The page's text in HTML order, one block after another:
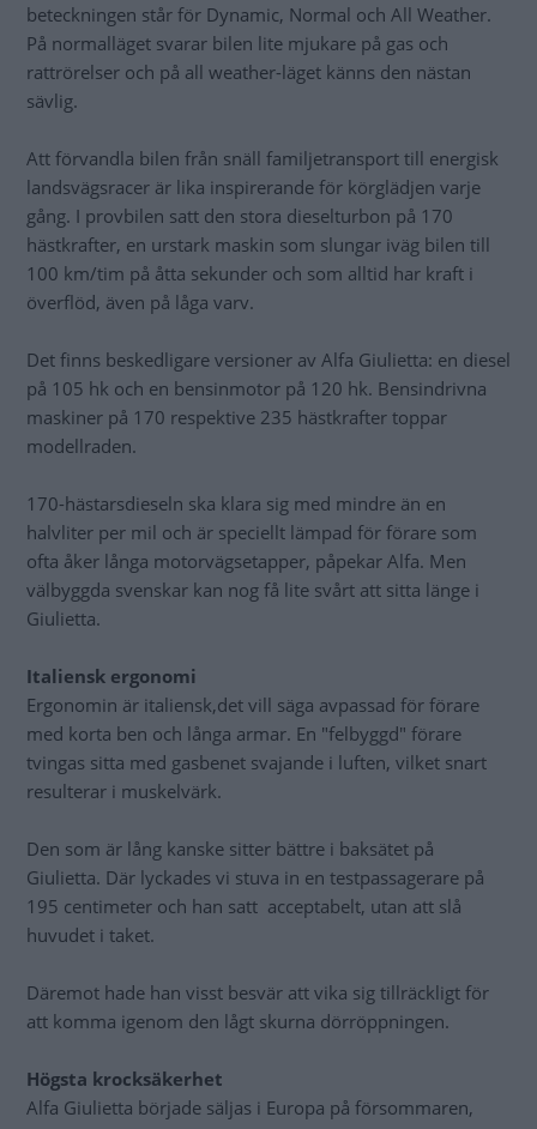
beteckningen står för Dynamic, Normal och All Weather.
På normalläget svarar bilen lite mjukare på gas och
rattrörelser och på all weather-läget känns den nästan
sävlig.
Att förvandla bilen från snäll familjetransport till energisk
landsvägsracer är lika inspirerande för körglädjen varje
gång. I provbilen satt den stora dieselturbon på 170
hästkrafter, en urstark maskin som slungar iväg bilen till
100 km/tim på åtta sekunder och som alltid har kraft i
överflöd, även på låga varv.
Det finns beskedligare versioner av Alfa Giulietta: en diesel
på 105 hk och en bensinmotor på 120 hk. Bensindrivna
maskiner på 170 respektive 235 hästkrafter toppar
modellraden.
170-hästarsdieseln ska klara sig med mindre än en
halvliter per mil och är speciellt lämpad för förare som
ofta åker långa motorvägsetapper, påpekar Alfa. Men
välbyggda svenskar kan nog få lite svårt att sitta länge i
Giulietta.
Italiensk ergonomi
Ergonomin är italiensk,det vill säga avpassad för förare
med korta ben och långa armar. En "felbyggd" förare
tvingas sitta med gasbenet svajande i luften, vilket snart
resulterar i muskelvärk.
Den som är lång kanske sitter bättre i baksätet på
Giulietta. Där lyckades vi stuva in en testpassagerare på
195 centimeter och han satt acceptabelt, utan att slå
huvudet i taket.
Däremot hade han visst besvär att vika sig tillräckligt för
att komma igenom den lågt skurna dörröppningen.
Högsta krocksäkerhet
Alfa Giulietta började säljas i Europa på försommaren,